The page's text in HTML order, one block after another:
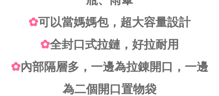
✿可以當媽媽包，超大容量設計
✿全封口式拉鏈，好拉耐用
✿內部隔層多，一邊為拉錬開口，一邊
為二個開口置物袋